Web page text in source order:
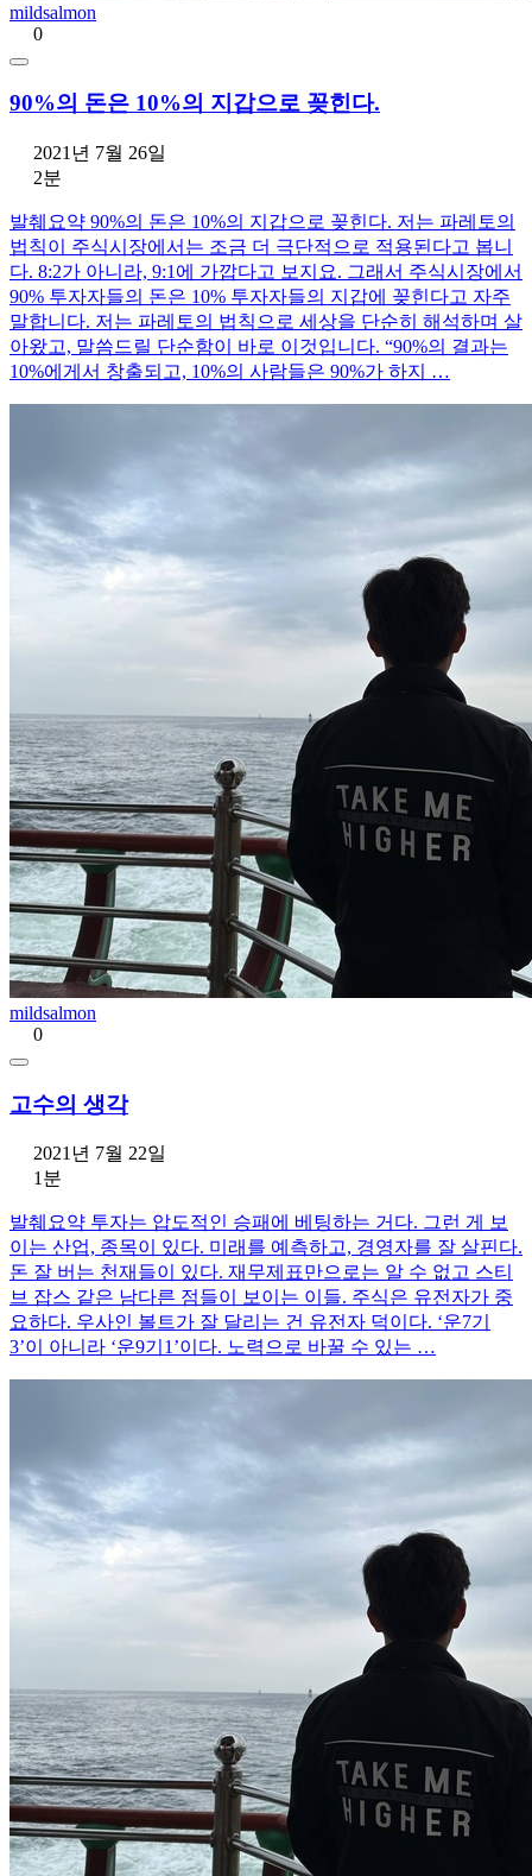
mildsalmon
0
90%의 돈은 10%의 지갑으로 꽂힌다.
2021년 7월 26일
2분
발췌요약 90%의 돈은 10%의 지갑으로 꽂힌다. 저는 파레토의
법칙이 주식시장에서는 조금 더 극단적으로 적용된다고 봅니
다. 8:2가 아니라, 9:1에 가깝다고 보지요. 그래서 주식시장에서
90% 투자자들의 돈은 10% 투자자들의 지갑에 꽂힌다고 자주
말합니다. 저는 파레토의 법칙으로 세상을 단순히 해석하며 살
아왔고, 말씀드릴 단순함이 바로 이것입니다. “90%의 결과는
10%에게서 창출되고, 10%의 사람들은 90%가 하지 …
mildsalmon
0
고수의 생각
2021년 7월 22일
1분
발췌요약 투자는 압도적인 승패에 베팅하는 거다. 그런 게 보
이는 산업, 종목이 있다. 미래를 예측하고, 경영자를 잘 살핀다.
돈 잘 버는 천재들이 있다. 재무제표만으로는 알 수 없고 스티
브 잡스 같은 남다른 점들이 보이는 이들. 주식은 유전자가 중
요하다. 우사인 볼트가 잘 달리는 건 유전자 덕이다. ‘운7기
3’이 아니라 ‘운9기1’이다. 노력으로 바꿀 수 있는 …